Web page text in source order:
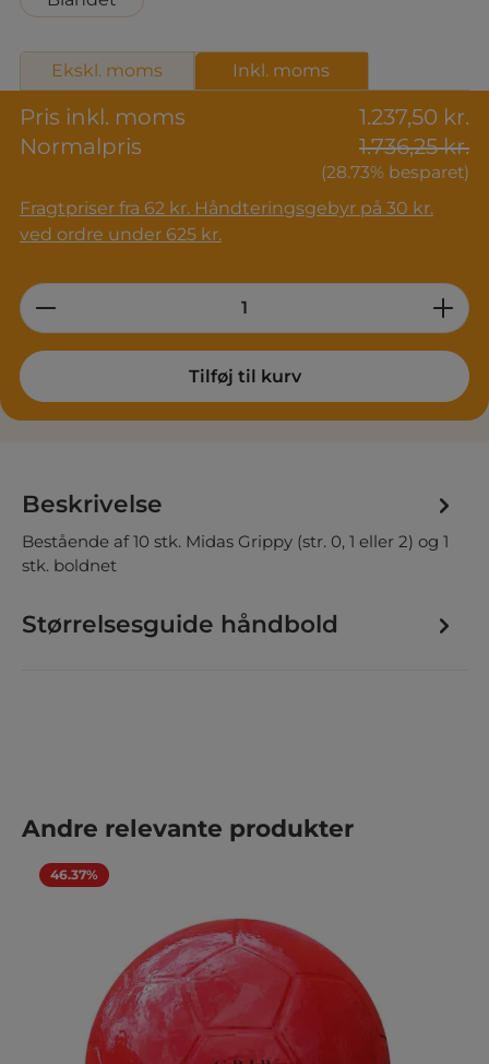
Pris inkl. moms
1.237,50 kr.
Normalpris
1.736,25 kr.
(28.73% besparet)
Fragtpriser fra 62 kr. Håndteringsgebyr på 30 kr.
ved ordre under 625 kr.
Ekskl. moms Inkl. moms
Product Quantity: Enter the desired
Tilføj til kurv
Beskrivelse
Bestående af 10 stk. Midas Grippy (str. 0, 1 eller 2) og 1
stk. boldnet
Størrelsesguide håndbold
Spring produktgalleriet over
Andre relevante produkter
46.37%